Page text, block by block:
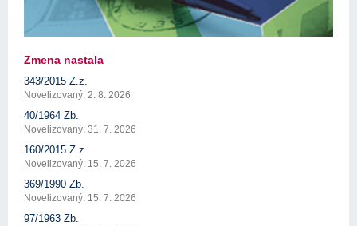
Zmena nastala
343/2015 Z.z.
Novelizovaný: 2. 8. 2026
40/1964 Zb.
Novelizovaný: 31. 7. 2026
160/2015 Z.z.
Novelizovaný: 15. 7. 2026
369/1990 Zb.
Novelizovaný: 15. 7. 2026
97/1963 Zb.